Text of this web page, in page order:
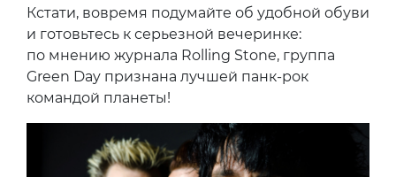
Кстати, вовремя подумайте об удобной обуви
и готовьтесь к серьезной вечеринке:
по мнению журнала Rolling Stone, группа
Green Day признана лучшей панк-рок
командой планеты!